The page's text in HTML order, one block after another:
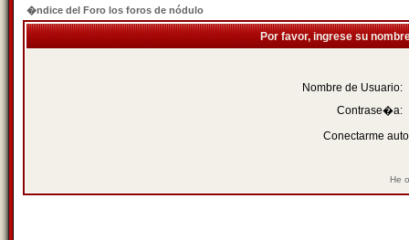
�ndice del Foro los foros de nódulo
Por favor, ingrese su
Nombre de Usuario:
Contrase�a:
Conectarme
He